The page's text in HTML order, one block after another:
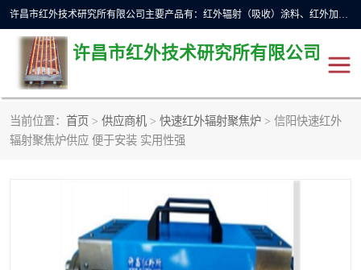
许昌市红外技术研究所有限公司主要产品有：红外辐射（吸收）涂料、红外加热元件、红外辐射加热模块（板）、红外辐射加热炉（箱）、快速红外辐射加热器、系列高端红外加热实验设备、系列红外加热控制器等。
许昌市红外技术研究所有限公司
当前位置： 首页 > 供应商机 > 快速红外辐射聚焦炉 > 信阳快速红外
辐射聚焦炉供应 便于安装 实用性强
红外加热设备
红外辐射加热模块 定制红外加热实验设备
红外加热元件 红外辐射吸收涂料